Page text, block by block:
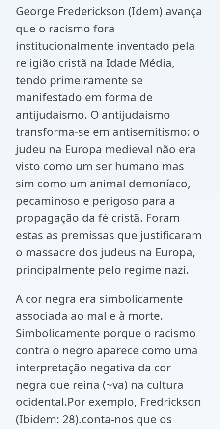
George Frederickson (Idem) avança
que o racismo fora
institucionalmente inventado pela
religião cristã na Idade Média,
tendo primeiramente se
manifestado em forma de
antijudaismo. O antijudaismo
transforma-se em antisemitismo: o
judeu na Europa medieval não era
visto como um ser humano mas
sim como um animal demoníaco,
pecaminoso e perigoso para a
propagação da fé cristã. Foram
estas as premissas que justificaram
o massacre dos judeus na Europa,
principalmente pelo regime nazi.
A cor negra era simbolicamente
associada ao mal e à morte.
Simbolicamente porque o racismo
contra o negro aparece como uma
interpretação negativa da cor
negra que reina (~va) na cultura
ocidental.Por exemplo, Fredrickson
(Ibidem: 28).conta-nos que os